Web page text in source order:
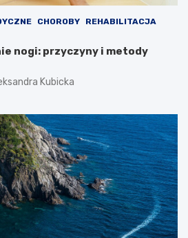
CHOROBY
REHABILITACJA
nogi: przyczyny i metody
Kubicka